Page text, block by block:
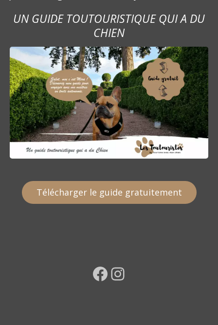
UN GUIDE TOUTOURISTIQUE QUI A DU
CHIEN
Télécharger le guide gratuitement
Facebook Instagram